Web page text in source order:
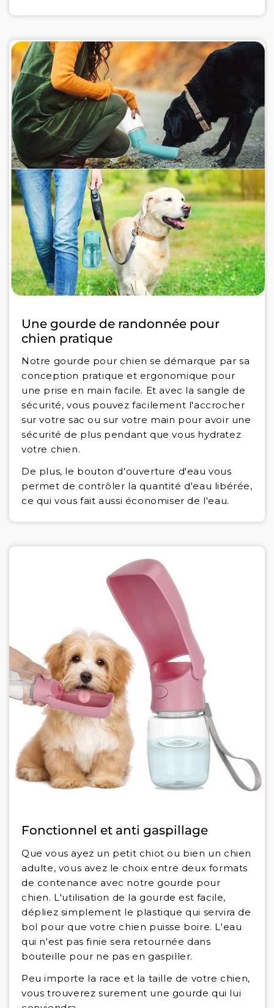
Une gourde de randonnée pour
chien pratique
Notre gourde pour chien se démarque par sa
conception pratique et ergonomique pour
une prise en main facile. Et avec la sangle de
sécurité, vous pouvez facilement l'accrocher
sur votre sac ou sur votre main pour avoir une
sécurité de plus pendant que vous hydratez
votre chien.
De plus, le bouton d'ouverture d'eau vous
permet de contrôler la quantité d'eau libérée,
ce qui vous fait aussi économiser de l'eau.
Fonctionnel et anti gaspillage
Que vous ayez un petit chiot ou bien un chien
adulte, vous avez le choix entre deux formats
de contenance avec notre gourde pour
chien. L'utilisation de la gourde est facile,
dépliez simplement le plastique qui servira de
bol pour que votre chien puisse boire. L'eau
qui n'est pas finie sera retournée dans
bouteille pour ne pas en gaspiller.
Peu importe la race et la taille de votre chien,
vous trouverez surement une gourde qui lui